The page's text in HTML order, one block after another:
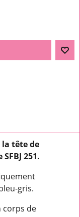
la tête de
251.
gris.
corps de